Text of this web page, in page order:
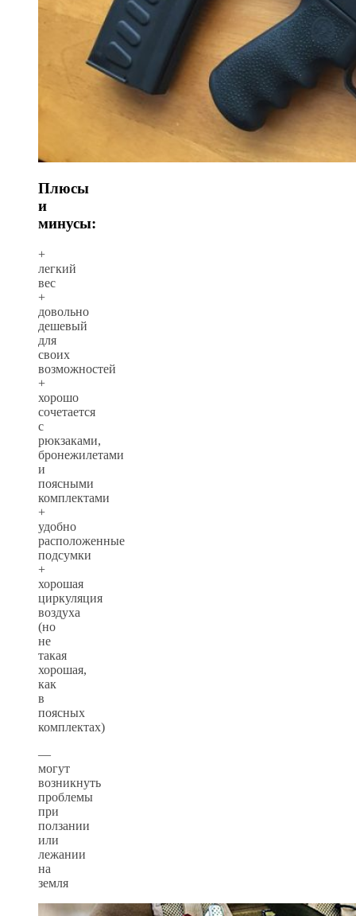
Плюсы
и
минусы:
+
легкий
вес
+
довольно
дешевый
для
своих
возможностей
+
хорошо
сочетается
с
рюкзаками,
бронежилетами
и
поясными
комплектами
+
удобно
расположенные
подсумки
+
хорошая
циркуляция
воздуха
(но
не
такая
хорошая,
как
в
поясных
комплектах)
—
могут
возникнуть
проблемы
при
ползании
или
лежании
на
земля